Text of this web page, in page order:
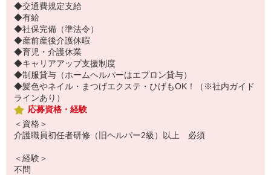
◆交通費規定支給
◆有給
◆社保完備（準法令）
◆産前産後介護休暇
◆育児・介護休業
◆キャリアアップ支援制度
◆制服貸与（ホームヘルパーはエプロン貸与）
◆髪色やネイル・まつげエクステ・ひげもOK！（※社内ガイド
ラインあり）
応募資格・経験
＜資格＞
介護職員初任者研修（旧ヘルパー2級）以上 必須
＜経験＞
不問